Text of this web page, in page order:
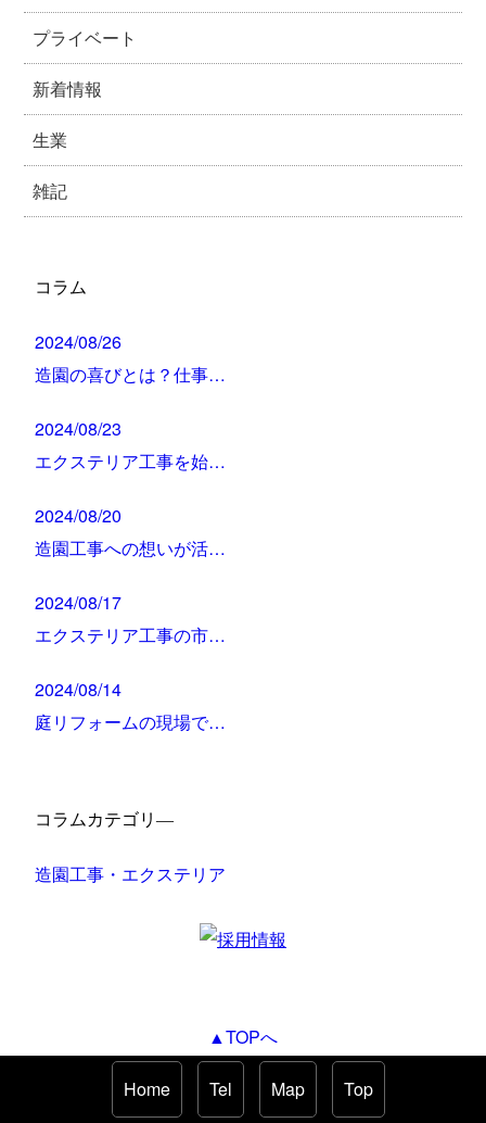
プライベート
新着情報
生業
雑記
コラム
2024/08/26
造園の喜びとは？仕事…
2024/08/23
エクステリア工事を始…
2024/08/20
造園工事への想いが活…
2024/08/17
エクステリア工事の市…
2024/08/14
庭リフォームの現場で…
コラムカテゴリ―
造園工事・エクステリア
▲TOPへ
Home Tel Map Top